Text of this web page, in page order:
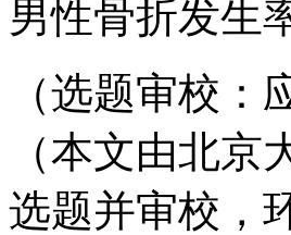
男性骨折发生
（选题审校
（本文由北
选题并审校，